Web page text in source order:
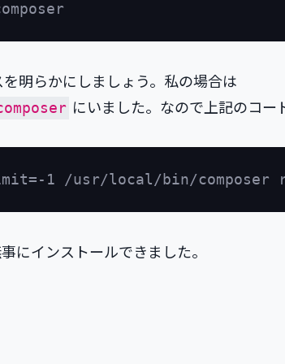
明らかにしましょう。私の場合は
にいました。なので上記のコー
にインストールできました。